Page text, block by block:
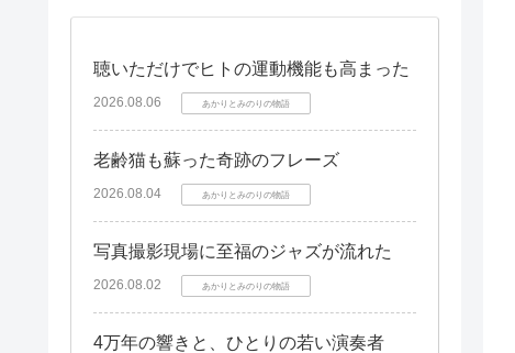
聴いただけでヒトの運動機能も高まった
2026.08.06 あかりとみのりの物語
老齢猫も蘇った奇跡のフレーズ
2026.08.04 あかりとみのりの物語
写真撮影現場に至福のジャズが流れた
2026.08.02 あかりとみのりの物語
4万年の響きと、ひとりの若い演奏者